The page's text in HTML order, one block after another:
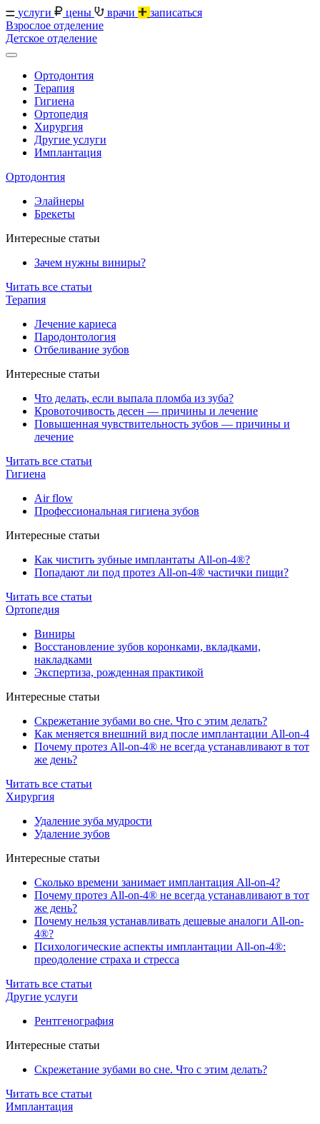
услуги цены врачи
записаться
Взрослое отделение
Детское отделение
Ортодонтия
Терапия
Гигиена
Ортопедия
Хирургия
Другие услуги
Имплантация
Ортодонтия
Элайнеры
Брекеты
Интересные статьи
Зачем нужны виниры?
Читать все статьи
Терапия
Лечение кариеса
Пародонтология
Отбеливание зубов
Интересные статьи
Что делать, если выпала пломба из зуба?
Кровоточивость десен — причины и лечение
Повышенная чувствительность зубов — причины и
лечение
Читать все статьи
Гигиена
Air flow
Профессиональная гигиена зубов
Интересные статьи
Как чистить зубные имплантаты All-on-4®?
Попадают ли под протез All-on-4® частички пищи?
Читать все статьи
Ортопедия
Виниры
Восстановление зубов коронками, вкладками,
накладками
Экспертиза, рожденная практикой
Интересные статьи
Скрежетание зубами во сне. Что с этим делать?
Как меняется внешний вид после имплантации All-on-4
Почему протез All-on-4® не всегда устанавливают в тот
же день?
Читать все статьи
Хирургия
Удаление зуба мудрости
Удаление зубов
Интересные статьи
Сколько времени занимает имплантация All-on-4?
Почему протез All-on-4® не всегда устанавливают в тот
же день?
Почему нельзя устанавливать дешевые аналоги All-on-
4®?
Психологические аспекты имплантации All-on-4®:
преодоление страха и стресса
Читать все статьи
Другие услуги
Рентгенография
Интересные статьи
Скрежетание зубами во сне. Что с этим делать?
Читать все статьи
Имплантация